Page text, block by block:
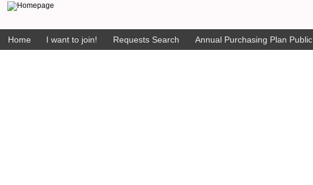
Home I want to join! Requests Search Annual Purchasing Plan Public